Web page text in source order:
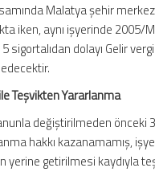
Malatya şehir
iken, aynı işyerinde 2005/
sigortalıdan dolayı Gelir
Teşvikten Yararlanma
değiştirilmeden
hakkı kazanamamış,
yerine getirilmesi kaydıyla